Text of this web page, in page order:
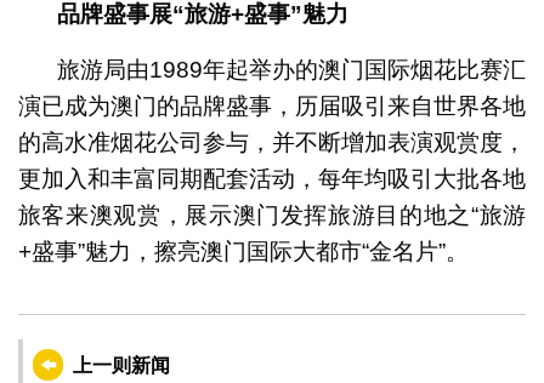
品牌盛事展“旅游+盛事”魅力
旅游局由1989年起举办的澳门国际烟花比赛汇
演已成为澳门的品牌盛事，历届吸引来自世界各地
的高水准烟花公司参与，并不断增加表演观赏度，
更加入和丰富同期配套活动，每年均吸引大批各地
旅客来澳观赏，展示澳门发挥旅游目的地之“旅游
+盛事”魅力，擦亮澳门国际大都市“金名片”。
上一则新闻